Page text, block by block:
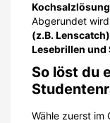
Abgerundet
(z.B.
Lesebrillen und
So löst du
Wähle zuerst im